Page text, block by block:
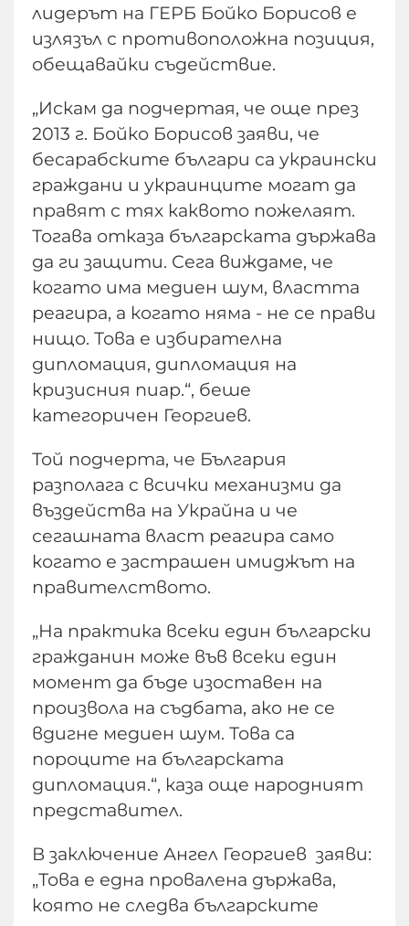
лидерът на ГЕРБ Бойко Борисов е
излязъл с противоположна позиция,
обещавайки съдействие.
„Искам да подчертая, че още през
2013 г. Бойко Борисов заяви, че
бесарабските българи са украински
граждани и украинците могат да
правят с тях каквото пожелаят.
Тогава отказа българската държава
да ги защити. Сега виждаме, че
когато има медиен шум, властта
реагира, а когато няма - не се прави
нищо. Това е избирателна
дипломация, дипломация на
кризисния пиар.“, беше
категоричен Георгиев.
Той подчерта, че България
разполага с всички механизми да
въздейства на Украйна и че
сегашната власт реагира само
когато е застрашен имиджът на
правителството.
„На практика всеки един български
гражданин може във всеки един
момент да бъде изоставен на
произвола на съдбата, ако не се
вдигне медиен шум. Това са
пороците на българската
дипломация.“, каза още народният
представител.
В заключение Ангел Георгиев заяви:
„Това е една провалена държава,
която не следва българските